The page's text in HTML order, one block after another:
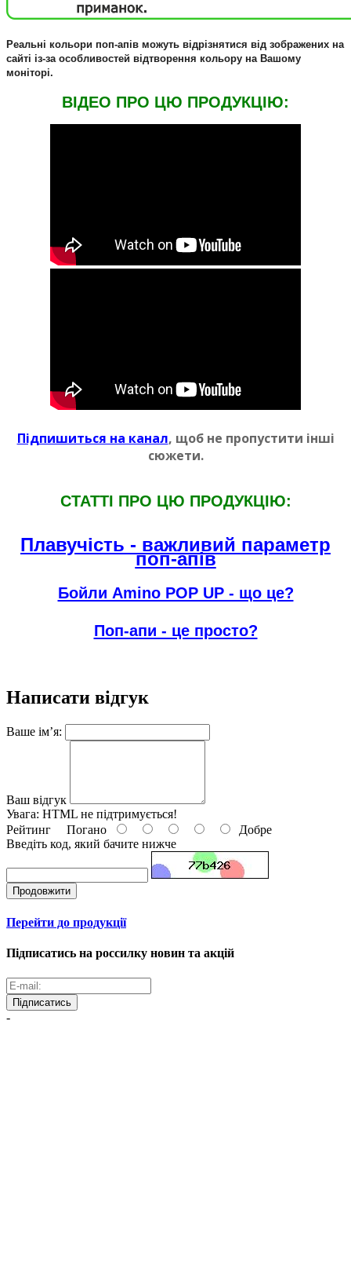
Реальні кольори поп-апiв можуть відрізнятися від зображених на
сайті із-за особливостей відтворення кольору на Вашому
моніторі.
ВIДЕО ПРО ЦЮ ПРОДУКЦIЮ:
Пiдпишиться на канал, щоб не пропустити iншi
сюжети.
СТАТТI ПРО ЦЮ ПРОДУКЦIЮ:
Плавучiсть - важливий параметр
поп-апiв
Бойли Amino POP UP - що це?
Поп-апи - це просто?
Написати відгук
Ваше ім’я:
Ваш відгук
Увага: HTML не підтримується!
Рейтинг Погано
Добре
Введіть код, який бачите нижче
Продовжити
Перейти до продукції
Підписатись на россилку новин та акцій
Підписатись
-